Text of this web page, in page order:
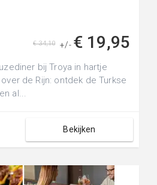
+/- € 19,95
€ 34,10
bij Troya in hartje
de Rijn: ontdek de Turkse
al...
Bekijken